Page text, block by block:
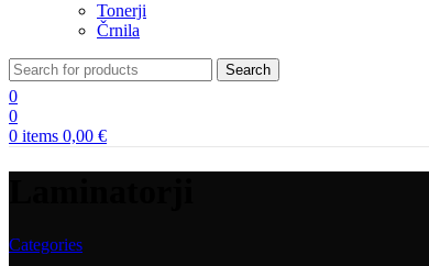
Tonerji
Črnila
Search
0
0
0 items 0,00 €
Categories